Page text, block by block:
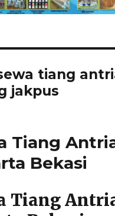
tiang
jakpus
Tiang
Bekasi
Tiang